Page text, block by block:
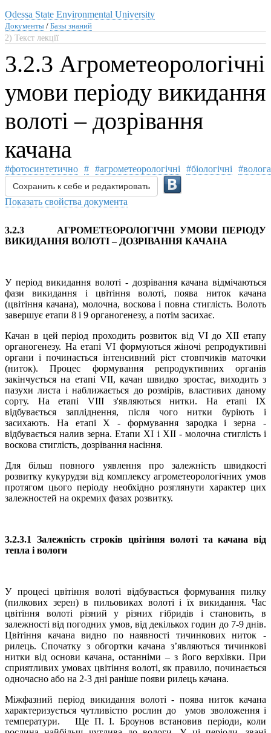
Odessa State Environmental University
Документы / Базы знаний
2) Текст лекції
3.2.3 Агрометеорологічні
умови періоду викидання
волоті – дозрівання
качана
#фотосинтетично # #агрометеорологічні #біологічні #волога
Сохранить к себе и редактировать
Показать свойства документа
3.2.3 АГРОМЕТЕОРОЛОГІЧНІ УМОВИ ПЕРІОДУ
ВИКИДАННЯ ВОЛОТІ – ДОЗРІВАННЯ КАЧАНА
У період викидання волоті - дозрівання качана відмічаються
фази викидання і цвітіння волоті, поява ниток качана
(цвітіння качана), молочна, воскова і повна стиглість. Волоть
завершує етапи 8 і 9 органогенезу, а потім засихає.
Качан в цей період проходить розвиток від VI до XII етапу
органогенезу. На етапі VI формуються жіночі репродуктивні
органи і починається інтенсивний ріст стовпчиків маточки
(ниток). Процес формування репродуктивних органів
закінчується на етапі VII, качан швидко зростає, виходить з
пазухи листа і наближається до розмірів, властивих даному
сорту. На етапі VIII з'являються нитки. На етапі IX
відбувається запліднення, після чого нитки буріють і
засихають. На етапі X - формування зародка і зерна -
відбувається налив зерна. Етапи XI і XII - молочна стиглість і
воскова стиглість, дозрівання насіння.
Для більш повного уявлення про залежність швидкості
розвитку кукурудзи від комплексу агрометеорологічних умов
протягом цього періоду необхідно розглянути характер цих
залежностей на окремих фазах розвитку.
3.2.3.1 Залежність строків цвітіння волоті та качана від
тепла і вологи
У процесі цвітіння волоті відбувається формування пилку
(пилкових зерен) в пильовиках волоті і їх викидання. Час
цвітіння волоті різний у різних гібридів і становить, в
залежності від погодних умов, від декількох годин до 7-9 днів.
Цвітіння качана видно по наявності тичинкових ниток -
рилець. Спочатку з обгортки качана з’являються тичинкові
нитки від основи качана, останніми – з його верхівки. При
сприятливих умовах цвітіння волоті, як правило, починається
одночасно або на 2-3 дні раніше появи рилець качана.
Міжфазний період викидання волоті - поява ниток качана
характеризується чутливістю рослин до умов зволоження і
температури. Ще П. І. Броунов встановив періоди, коли